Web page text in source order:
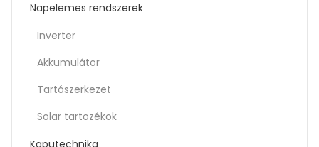
Napelemes rendszerek
Inverter
Akkumulátor
Tartószerkezet
Solar tartozékok